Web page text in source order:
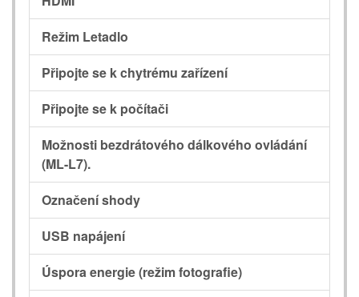
Režim Letadlo
Připojte se k chytrému zařízení
Připojte se k počítači
Možnosti bezdrátového dálkového ovládání
(ML-L7).
Označení shody
USB napájení
Úspora energie (režim fotografie)